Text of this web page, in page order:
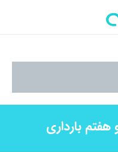
بارداری